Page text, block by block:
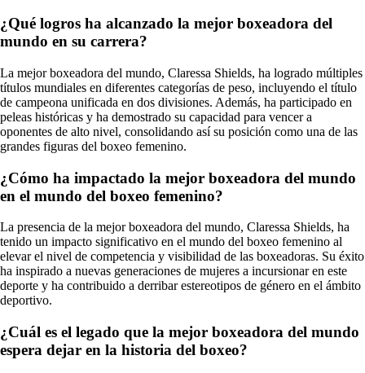
¿Qué logros ha alcanzado la mejor boxeadora del
mundo en su carrera?
La mejor boxeadora del mundo, Claressa Shields, ha logrado múltiples
títulos mundiales en diferentes categorías de peso, incluyendo el título
de campeona unificada en dos divisiones. Además, ha participado en
peleas históricas y ha demostrado su capacidad para vencer a
oponentes de alto nivel, consolidando así su posición como una de las
grandes figuras del boxeo femenino.
¿Cómo ha impactado la mejor boxeadora del mundo
en el mundo del boxeo femenino?
La presencia de la mejor boxeadora del mundo, Claressa Shields, ha
tenido un impacto significativo en el mundo del boxeo femenino al
elevar el nivel de competencia y visibilidad de las boxeadoras. Su éxito
ha inspirado a nuevas generaciones de mujeres a incursionar en este
deporte y ha contribuido a derribar estereotipos de género en el ámbito
deportivo.
¿Cuál es el legado que la mejor boxeadora del mundo
espera dejar en la historia del boxeo?